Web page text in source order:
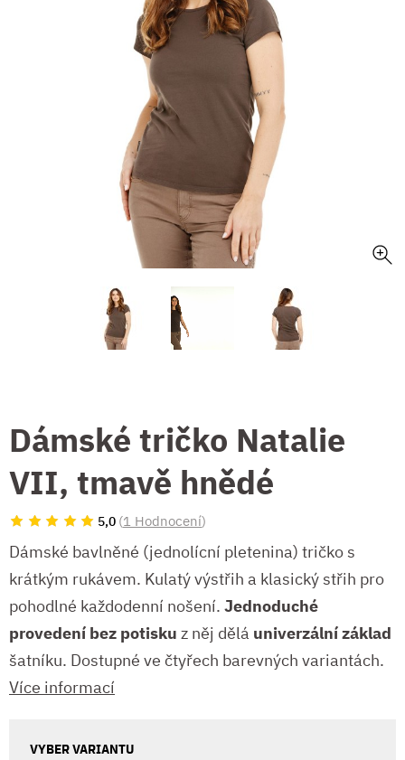
Dámské tričko Natalie
VII, tmavě hnědé
5,0 (1 Hodnocení)
Dámské bavlněné (jednolícní pletenina) tričko s
krátkým rukávem. Kulatý výstřih a klasický střih pro
pohodlné každodenní nošení. Jednoduché
provedení bez potisku z něj dělá univerzální základ
šatníku. Dostupné ve čtyřech barevných variantách.
Více informací
VYBER VARIANTU